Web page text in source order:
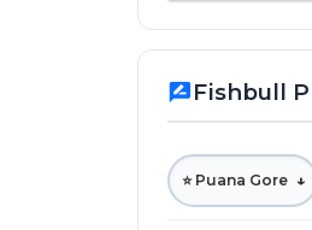
rate_reviewFishbull
⭐ Puana Gore ↓